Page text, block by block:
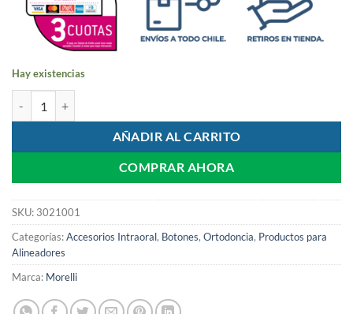
Hay existencias
AÑADIR AL CARRITO
COMPRAR AHORA
SKU: 3021001
Categorías:Accesorios Intraoral, Botones, Ortodoncia, Productos para
Alineadores
Marca: Morelli